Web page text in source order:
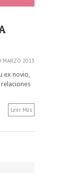
MARZO 2013
ex novio,
Leer Más